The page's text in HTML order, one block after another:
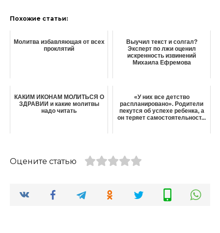
Похожие статьи:
Молитва избавляющая от всех
проклятий
Выучил текст и солгал?
Эксперт по лжи оценил
искренность извинений
Михаила Ефремова
КАКИМ ИКОНАМ МОЛИТЬСЯ О
ЗДРАВИИ и какие молитвы
надо читать
«У них все детство
распланировано». Родители
пекутся об успехе ребенка, а
он теряет самостоятельност...
Оцените статью